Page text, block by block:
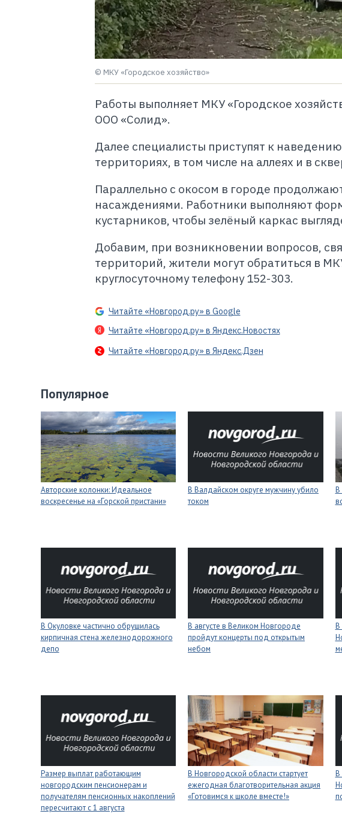
© МКУ «Городское хозяйство»
Работы выполняет МКУ «Городское
ООО «Солид».
Далее специалисты приступят к
территориях, в том числе на аллеях и в
Параллельно с окосом в городе
насаждениями. Работники выполняют
кустарников, чтобы зелёный каркас
Добавим, при возникновении вопросов,
территорий, жители могут обратиться в
круглосуточному телефону 152-303.
Читайте «Новгород.ру» в Google
Читайте «Новгород.ру» в Яндекс.Новостях
Читайте «Новгород.ру» в Яндекс.Дзен
Популярное
Авторские колонки: Идеальное
воскресенье на «Горской пристани»
В Валдайском округе мужчину убило
током
В
В Окуловке частично обрушилась
кирпичная стена железнодорожного
депо
В августе в Великом Новгороде
пройдут концерты под открытым
небом
В
Размер выплат работающим
новгородским пенсионерам и
получателям пенсионных накоплений
пересчитают с 1 августа
В Новгородской области стартует
ежегодная благотворительная акция
«Готовимся к школе вместе!»
В